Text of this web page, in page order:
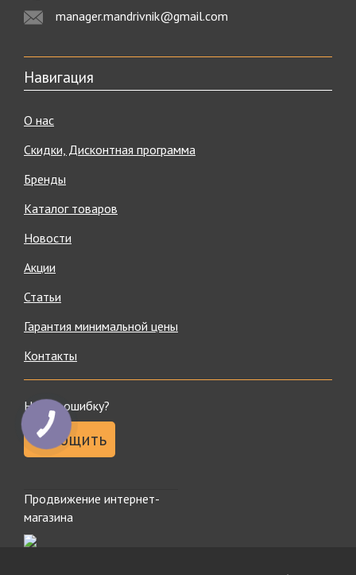
manager.mandrivnik@gmail.com
Навигация
О нас
Скидки, Дисконтная программа
Бренды
Каталог товаров
Новости
Акции
Статьи
Гарантия минимальной цены
Контакты
Нашли ошибку?
Сообщить
Продвижение интернет-
магазина